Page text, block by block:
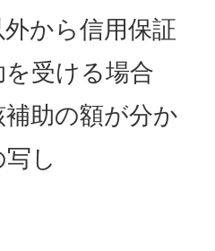
から信用保証
受ける場合
補助の額が分か
し